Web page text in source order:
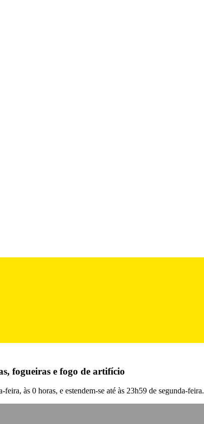
fogueiras e fogo de artifício
às 0 horas, e estendem-se até às 23h59 de segunda-feira.